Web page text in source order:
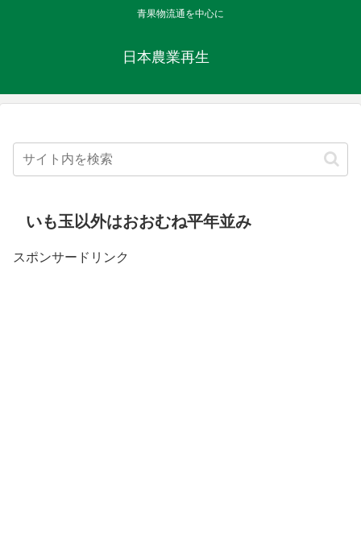
青果物流通を中心に
日本農業再生
いも玉以外はおおむね平年並み
スポンサードリンク